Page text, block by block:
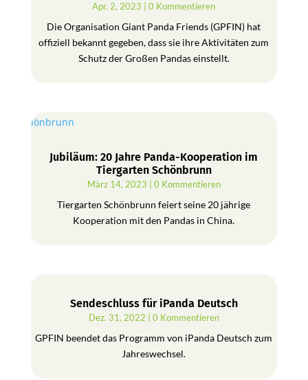
Apr. 2, 2023 | 0 Kommentieren
Die Organisation Giant Panda Friends (GPFIN) hat
offiziell bekannt gegeben, dass sie ihre Aktivitäten zum
Schutz der Großen Pandas einstellt.
Jubiläum: 20 Jahre Panda-Kooperation im
Tiergarten Schönbrunn
März 14, 2023 | 0 Kommentieren
Tiergarten Schönbrunn feiert seine 20 jährige
Kooperation mit den Pandas in China.
Sendeschluss für iPanda Deutsch
Dez. 31, 2022 | 0 Kommentieren
GPFIN beendet das Programm von iPanda Deutsch zum
Jahreswechsel.